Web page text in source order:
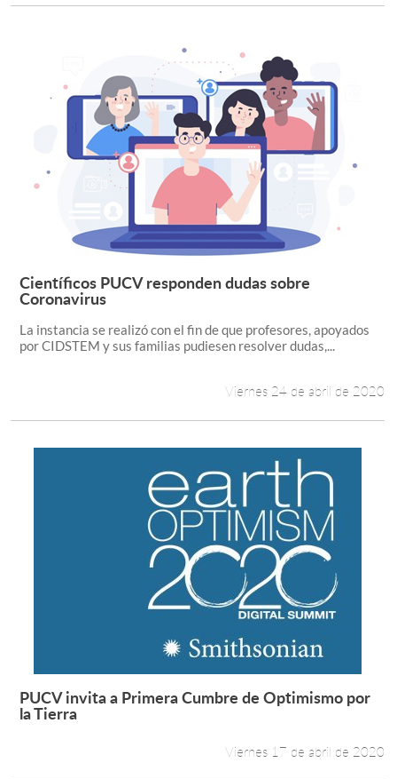
Leer más +
Científicos PUCV responden dudas sobre
Coronavirus
La instancia se realizó con el fin de que profesores, apoyados
por CIDSTEM y sus familias pudiesen resolver dudas,...
Viernes 24 de abril de 2020
Leer más +
PUCV invita a Primera Cumbre de Optimismo por
la Tierra
Viernes 17 de abril de 2020